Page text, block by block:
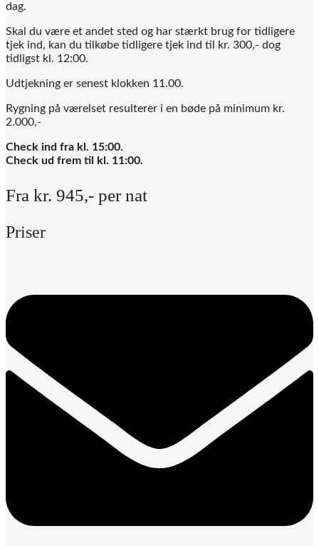
dag.
Skal du være et andet sted og har stærkt brug for tidligere
tjek ind, kan du tilkøbe tidligere tjek ind til kr. 300,- dog
tidligst kl. 12:00.
Udtjekning er senest klokken 11.00.
Rygning på værelset resulterer i en bøde på minimum kr.
2.000,-
Check ind fra kl. 15:00.
Check ud frem til kl. 11:00.
Fra kr. 945,- per nat
Priser